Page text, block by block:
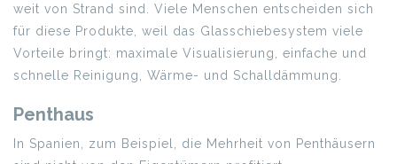
weit von Strand sind. Viele Menschen entscheiden sich
für diese Produkte, weil das Glasschiebesystem viele
Vorteile bringt: maximale Visualisierung, einfache und
schnelle Reinigung, Wärme- und Schalldämmung.
Penthaus
In Spanien, zum Beispiel, die Mehrheit von Penthäusern